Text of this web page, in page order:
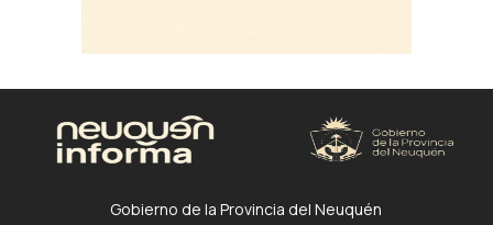
Gobierno de la Provincia del Neuquén